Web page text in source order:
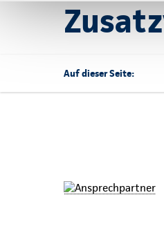
Auf dieser Seite: